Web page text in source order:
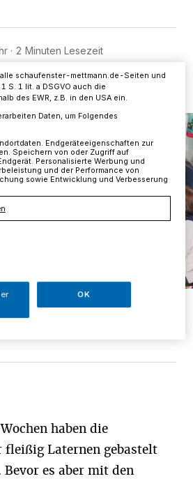
2 Minuten Lesezeit
die Gitarre, Schulleiterin Anja
haben die
fleißig Laternen gebastelt
es aber mit den
unseres Website. Weitere
unserer Datenschutzerklärung.
alle schaufenster-mettmann.de-Seiten und
S. 1 lit. a DSGVO auch die
des EWR, z.B. in den USA ein.
Daten, um Folgendes
Endgeräteeigenschaften zur
Speichern von oder Zugriff auf
Personalisierte Werbung und
und der Performance von
sowie Entwicklung und Verbesserung
OK